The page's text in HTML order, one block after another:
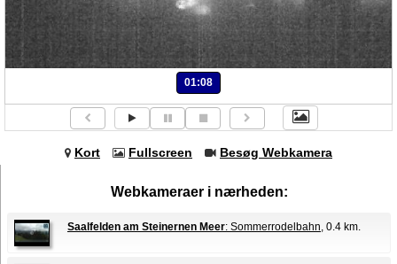
01:08
Kort Fullscreen Besøg Webkamera
Webkameraer i nærheden:
Saalfelden am Steinernen Meer: Sommerrodelbahn, 0.4 km.